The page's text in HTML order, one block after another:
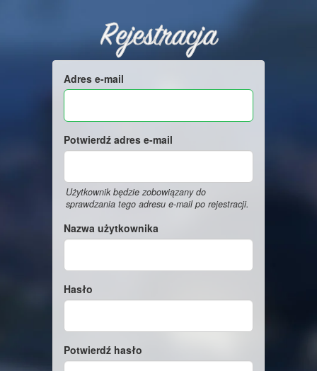
Rejestracja
Adres e-mail
Potwierdź adres e-mail
Użytkownik będzie zobowiązany do
sprawdzania tego adresu e-mail po rejestracji.
Nazwa użytkownika
Hasło
Potwierdź hasło